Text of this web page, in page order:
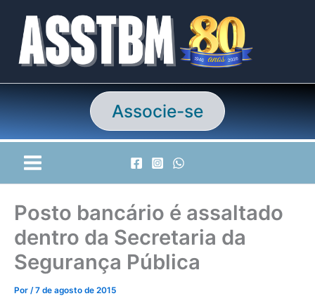
conteúdo
Associe-se
Posto bancário é assaltado
dentro da Secretaria da
Segurança Pública
Por /7 de agosto de 2015